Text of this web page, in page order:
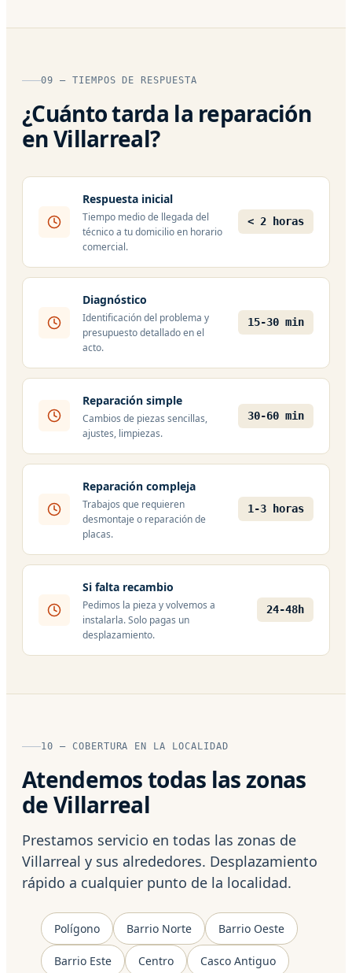
09 — TIEMPOS DE RESPUESTA
¿Cuánto tarda la reparación
en Villarreal?
Respuesta inicial
Tiempo medio de llegada del
técnico a tu domicilio en horario
comercial.
< 2 horas
Diagnóstico
Identificación del problema y
presupuesto detallado en el
acto.
15-30 min
Reparación simple
Cambios de piezas sencillas,
ajustes, limpiezas.
30-60 min
Reparación compleja
Trabajos que requieren
desmontaje o reparación de
placas.
1-3 horas
Si falta recambio
Pedimos la pieza y volvemos a
instalarla. Solo pagas un
desplazamiento.
24-48h
10 — COBERTURA EN LA LOCALIDAD
Atendemos todas las zonas
de Villarreal
Prestamos servicio en todas las zonas de
Villarreal y sus alrededores. Desplazamiento
rápido a cualquier punto de la localidad.
Polígono Barrio Norte Barrio Oeste
Barrio Este Centro Casco Antiguo